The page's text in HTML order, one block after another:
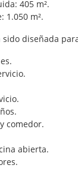
405 m².
1.050 m².
diseñada
comedor.
abierta.